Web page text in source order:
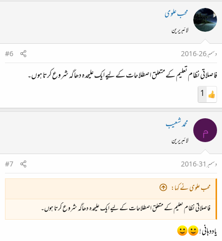
محب علوی
لائبریرین
دسمبر 26، 2016
#6
فاصلاتی نظام تعلیم کے متعلق اصطلاحات کے لیے ایک علیحدہ دھاگہ شروع کرتا ہوں۔​
1
م محمد شعیب
لائبریرین
دسمبر 31، 2016
#7
محب علوی نے کہا:
فاصلاتی نظام تعلیم کے متعلق اصطلاحات کے لیے ایک علیحدہ دھاگہ شروع کرتا ہوں۔​
یاددہانی !